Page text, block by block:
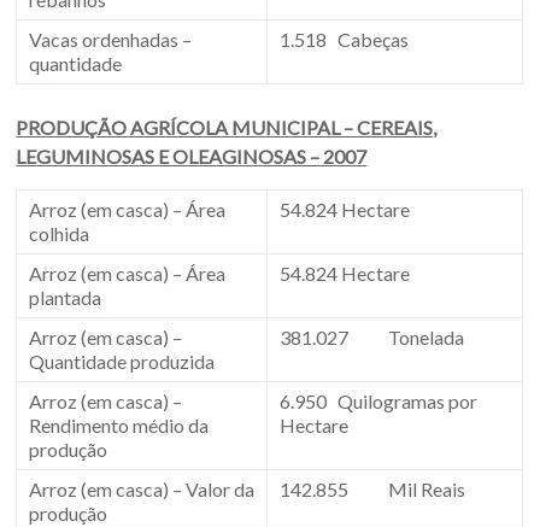
Vacas ordenhadas –
quantidade
1.518 Cabeças
PRODUÇÃO AGRÍCOLA MUNICIPAL – CEREAIS,
LEGUMINOSAS E OLEAGINOSAS – 2007
Arroz (em casca) – Área
colhida
54.824 Hectare
Arroz (em casca) – Área
plantada
54.824 Hectare
Arroz (em casca) –
Quantidade produzida
381.027 Tonelada
Arroz (em casca) –
Rendimento médio da
produção
6.950 Quilogramas por
Hectare
Arroz (em casca) – Valor da
produção
142.855 Mil Reais